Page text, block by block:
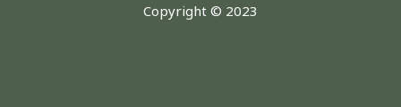
Copyright © 2023